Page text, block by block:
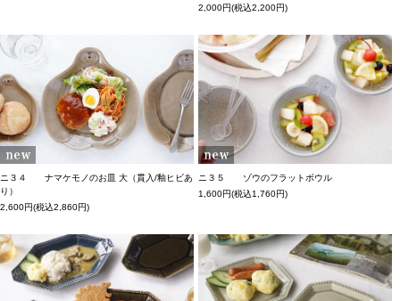
2,000円(税込2,200円)
ニ３４ ナマケモノのお皿 大（貫入/釉ヒビあ
り）
2,600円(税込2,860円)
ニ３５ ゾウのフラットボウル
1,600円(税込1,760円)